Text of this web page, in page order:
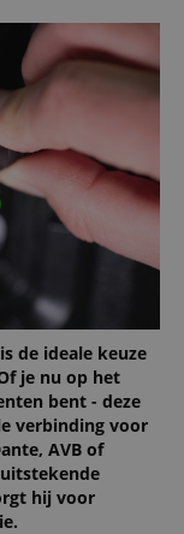
de ideale keuze
je nu op het
bent - deze
verbinding voor
AVB of
hij voor